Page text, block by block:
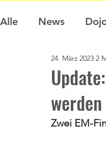
Alle News
Nachwuchs
Sommercamp
werden
24. März 2023 2
Zwei EM-